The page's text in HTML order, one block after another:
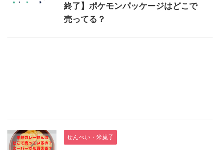
終了】ポケモンパッケージはどこで
売ってる？
せんべい・米菓子